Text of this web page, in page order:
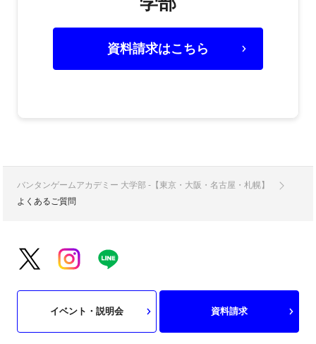
資料請求はこちら
バンタンゲームアカデミー 大学部 -【東京・大阪・名古屋・札幌】
よくあるご質問
イベント・説明会 資料請求